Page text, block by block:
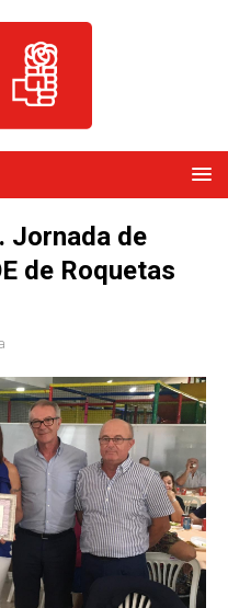
Jornada de
de Roquetas